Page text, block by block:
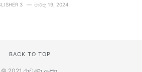
3 මාර්තු 19, 2024
BACK TO TOP